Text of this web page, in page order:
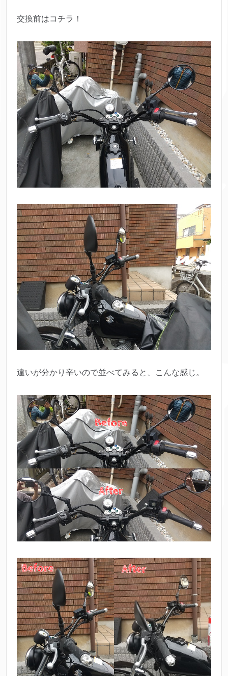
交換前はコチラ！
違いが分かり辛いので並べてみると、こんな感じ。